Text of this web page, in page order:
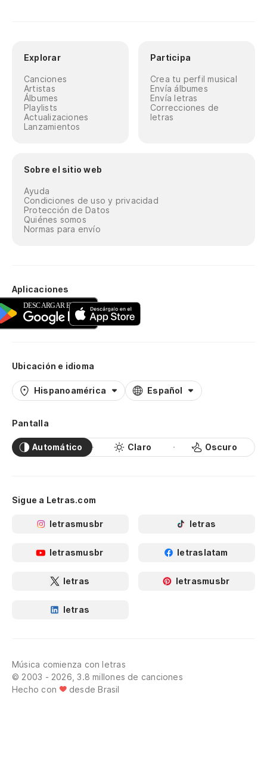
Explorar
Canciones
Artistas
Álbumes
Playlists
Actualizaciones
Lanzamientos
Participa
Crea tu perfil musical
Envía álbumes
Envía letras
Correcciones de
letras
Sobre el sitio web
Ayuda
Condiciones de uso y privacidad
Protección de Datos
Quiénes somos
Normas para envío
Aplicaciones
Ubicación e idioma
Hispanoamérica Español
Pantalla
Automático Claro Oscuro
Sigue a Letras.com
letrasmusbr letras
letrasmusbr letraslatam
letras letrasmusbr
letras
Música comienza con letras
© 2003 - 2026, 3.8 millones de canciones
Hecho con
desde Brasil